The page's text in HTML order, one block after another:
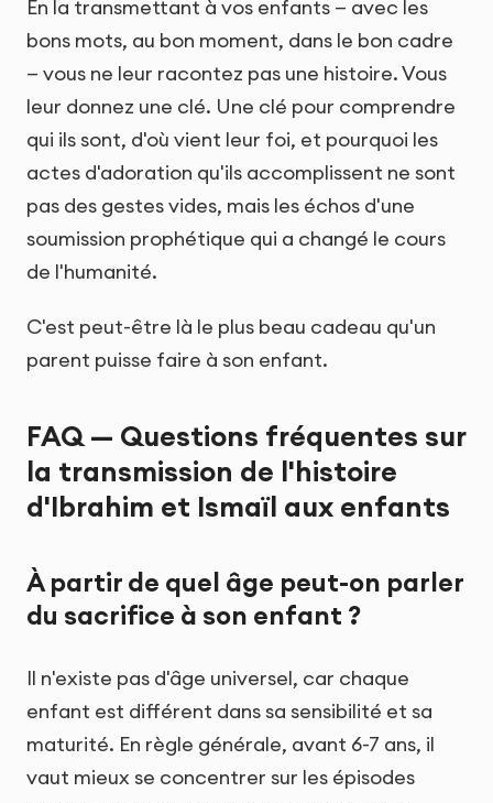
En la transmettant à vos enfants — avec les
bons mots, au bon moment, dans le bon cadre
— vous ne leur racontez pas une histoire. Vous
leur donnez une clé. Une clé pour comprendre
qui ils sont, d'où vient leur foi, et pourquoi les
actes d'adoration qu'ils accomplissent ne sont
pas des gestes vides, mais les échos d'une
soumission prophétique qui a changé le cours
de l'humanité.
C'est peut-être là le plus beau cadeau qu'un
parent puisse faire à son enfant.
FAQ — Questions fréquentes sur
la transmission de l'histoire
d'Ibrahim et Ismaïl aux enfants
À partir de quel âge peut-on parler
du sacrifice à son enfant ?
Il n'existe pas d'âge universel, car chaque
enfant est différent dans sa sensibilité et sa
maturité. En règle générale, avant 6-7 ans, il
vaut mieux se concentrer sur les épisodes